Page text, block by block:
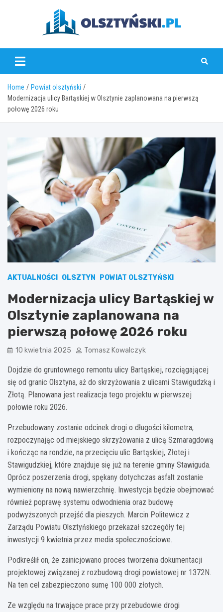
olsztynski.pl
Home
Powiat olsztyński
Modernizacja ulicy Bartąskiej w Olsztynie zaplanowana na pierwszą
połowę 2026 roku
AKTUALNOŚCI OLSZTYN POWIAT OLSZTYŃSKI
Modernizacja ulicy Bartąskiej w
Olsztynie zaplanowana na
pierwszą połowę 2026 roku
10 kwietnia 2025 Tomasz Kowalczyk
Dojdzie do gruntownego remontu ulicy Bartąskiej, rozciągającej
się od granic Olsztyna, aż do skrzyżowania z ulicami Stawigudzką i
Złotą. Planowana jest realizacja tego projektu w pierwszej
połowie roku 2026.
Przebudowany zostanie odcinek drogi o długości kilometra,
rozpoczynając od miejskiego skrzyżowania z ulicą Szmaragdową
i kończąc na rondzie, na przecięciu ulic Bartąskiej, Złotej i
Stawigudzkiej, które znajduje się już na terenie gminy Stawiguda.
Oprócz poszerzenia drogi, spękany dotychczas asfalt zostanie
wymieniony na nową nawierzchnię. Inwestycja będzie obejmować
również poprawę systemu odwodnienia oraz budowę
podwyższonych przejść dla pieszych. Marcin Politewicz z
Zarządu Powiatu Olsztyńskiego przekazał szczegóły tej
inwestycji 9 kwietnia przez media społecznościowe.
Podkreślił on, że zainicjowano proces tworzenia dokumentacji
projektowej związanej z rozbudową drogi powiatowej nr 1372N.
Na ten cel zabezpieczono sumę 100 000 złotych.
Ze względu na trwające prace przy przebudowie drogi